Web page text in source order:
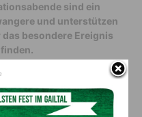
sind ein
und unterstützen
besondere Ereignis
finden.
Uhr
Erdgeschoss